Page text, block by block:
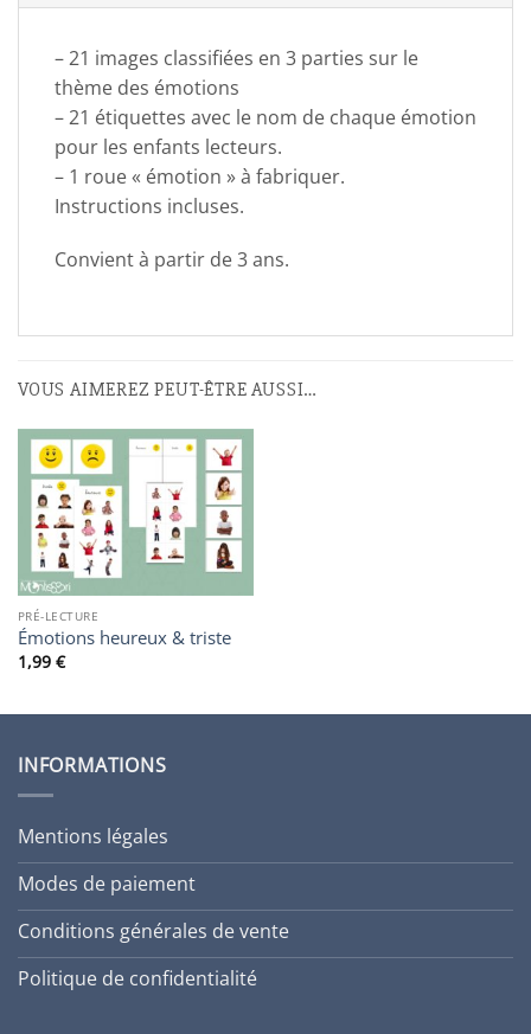
– 21 images classifiées en 3 parties sur le
thème des émotions
– 21 étiquettes avec le nom de chaque émotion
pour les enfants lecteurs.
– 1 roue « émotion » à fabriquer.
Instructions incluses.
Convient à partir de 3 ans.
VOUS AIMEREZ PEUT-ÊTRE AUSSI…
PRÉ-LECTURE
Émotions heureux & triste
1,99 €
INFORMATIONS
Mentions légales
Modes de paiement
Conditions générales de vente
Politique de confidentialité